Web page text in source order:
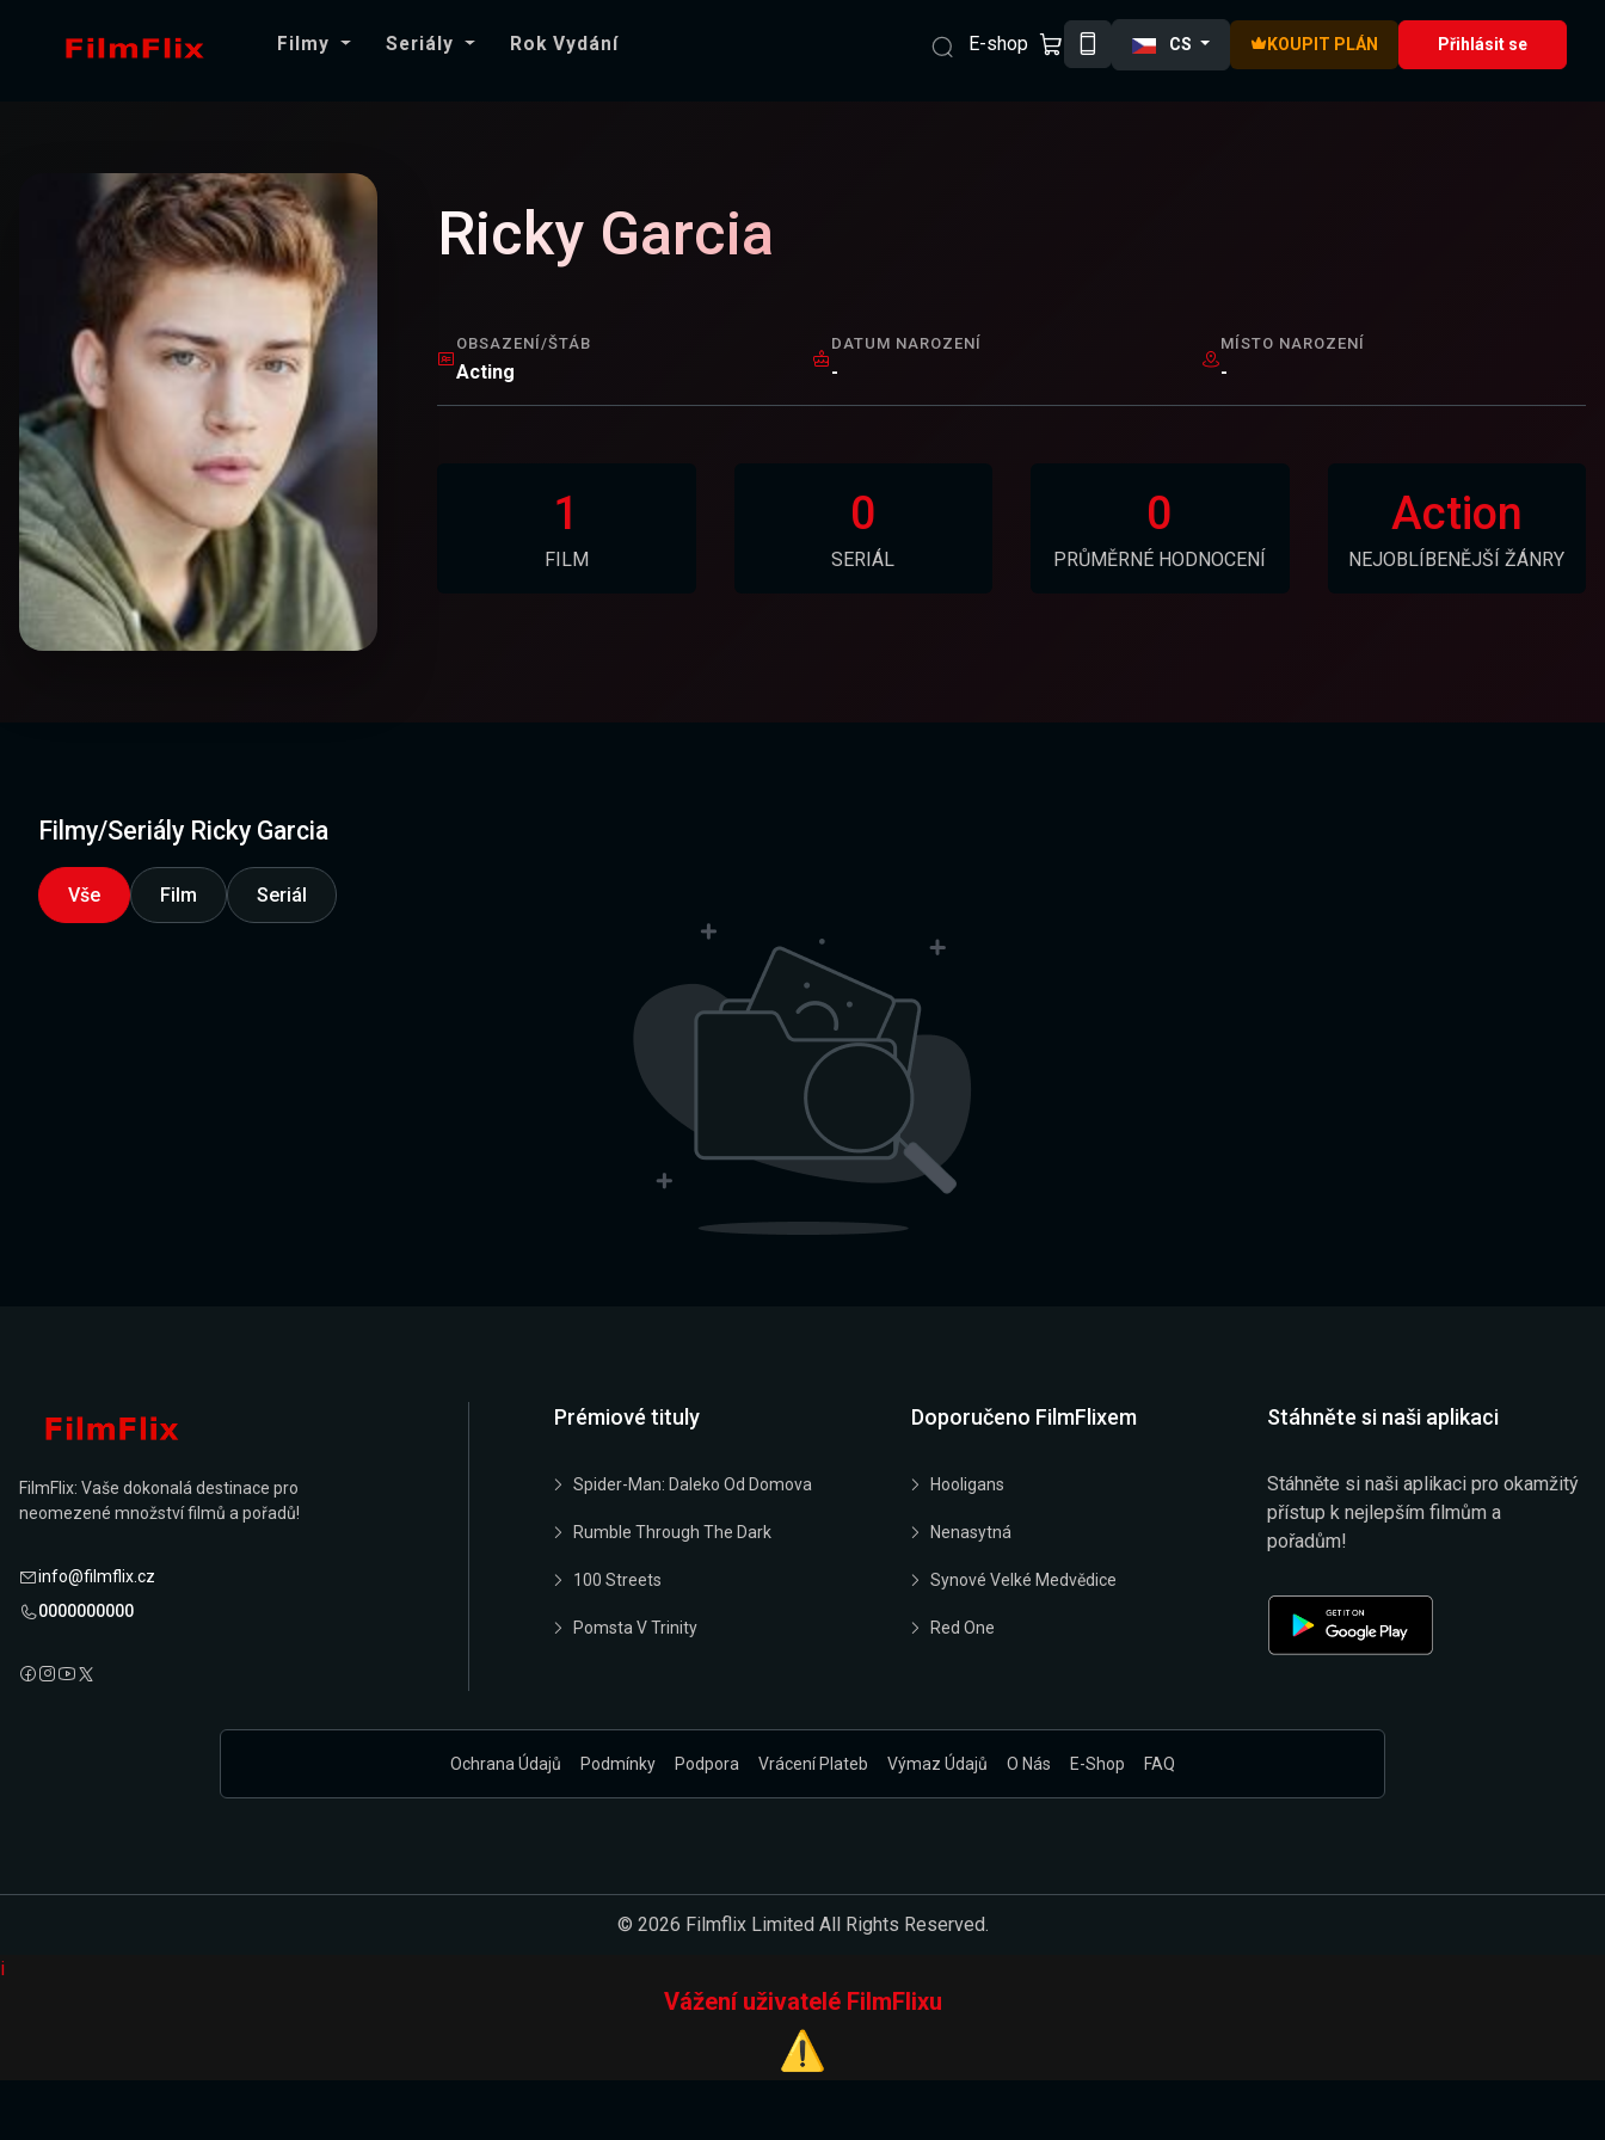
Filmy Seriály Rok Vydání E-shop CS KOUPIT PLÁN Přihlásit se
Ricky Garcia
OBSAZENÍ/ŠTÁB
Acting
DATUM NAROZENÍ
-
MÍSTO NAROZENÍ
-
1
FILM
0
SERIÁL
0
PRŮMĚRNÉ HODNOCENÍ
Action
NEJOBLÍBENĚJŠÍ ŽÁNRY
Filmy/Seriály Ricky Garcia
Vše Film Seriál
FilmFlix: Vaše dokonalá destinace pro
neomezené množství filmů a pořadů!
info@filmflix.cz
0000000000
Prémiové tituly
Spider-Man: Daleko Od Domova
Rumble Through The Dark
100 Streets
Pomsta V Trinity
Doporučeno FilmFlixem
Hooligans
Nenasytná
Synové Velké Medvědice
Red One
Stáhněte si naši aplikaci
Stáhněte si naši aplikaci pro okamžitý
přístup k nejlepším filmům a
pořadům!
Ochrana Údajů Podmínky Podpora Vrácení Plateb Výmaz Údajů O Nás E-Shop FAQ
© 2026 Filmflix Limited All Rights Reserved.
i
Vážení uživatelé FilmFlixu
⚠️